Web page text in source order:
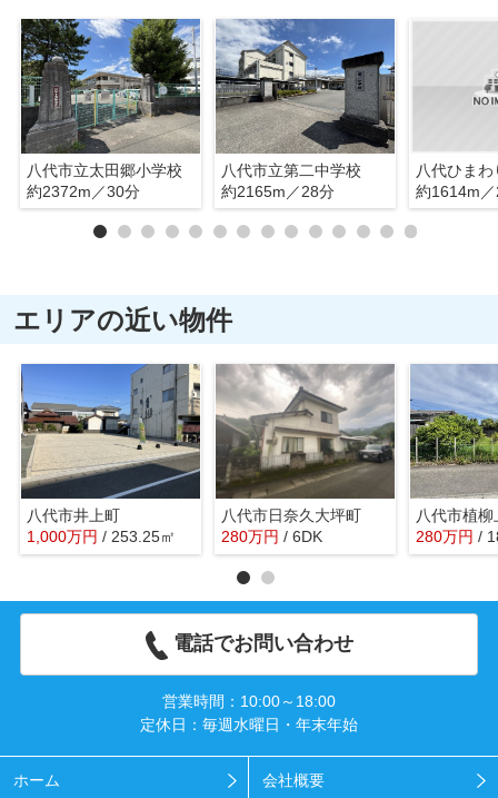
八代市立太田郷小学校
約2372m／30分
八代市立第二中学校
約2165m／28分
八代ひま
約1614m
エリアの近い物件
八代市井上町
1,000万円 / 253.25㎡
八代市日奈久大坪町
280万円 / 6DK
八代市植柳
280万円 /
電話でお問い合わせ
営業時間：10:00～18:00
定休日：毎週水曜日・年末年始
ホーム 会社概要